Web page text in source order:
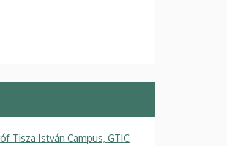
Tisza István Campus, GTIC